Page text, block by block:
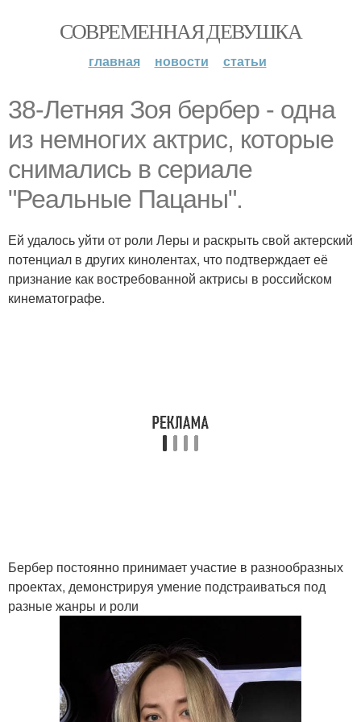
СОВРЕМЕННАЯ ДЕВУШКА
главная новости статьи
38-Летняя Зоя бербер - одна
из немногих актрис, которые
снимались в сериале
"Реальные Пацаны".
Ей удалось уйти от роли Леры и раскрыть свой актерский
потенциал в других кинолентах, что подтверждает её
признание как востребованной актрисы в российском
кинематографе.
Бербер постоянно принимает участие в разнообразных
проектах, демонстрируя умение подстраиваться под
разные жанры и роли